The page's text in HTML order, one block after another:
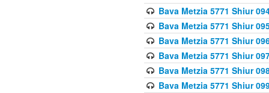
Bava Metzia 5771 Shiur
Bava Metzia 5771 Shiur
Bava Metzia 5771 Shiur
Bava Metzia 5771 Shiur
Bava Metzia 5771 Shiur
Bava Metzia 5771 Shiur